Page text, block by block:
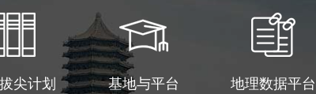
尖计划 基地与平台 地理数据平台